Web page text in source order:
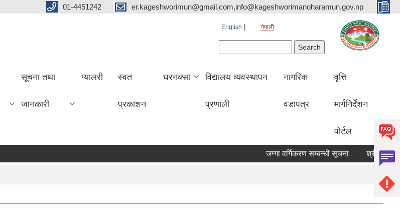
01-4451242 er.kageshworimun@gmail.com,info@kageshworimanoharamun.gov.np
English नेपाली
सूचना तथा
जानकारी
ग्यालरी स्वत
प्रकाशन
घरनक्सा विद्यालय व्यवस्थापन
प्रणाली
नागरिक
वडापत्र
वृत्ति
मार्गनिर्देशन
पोर्टल
जग्गा वर्गिकरण सम्बन्धी सूचना श्री सिद्दि गणेश